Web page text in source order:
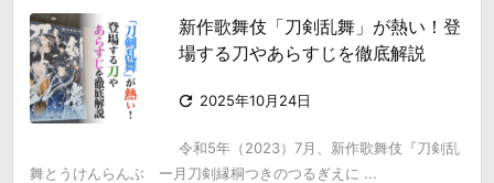
新作歌舞伎「刀剣乱舞」が熱い！登
場する刀やあらすじを徹底解説
 2025年10月24日
令和5年（2023）7月、新作歌舞伎『刀剣乱
舞とうけんらんぶ ー月刀剣縁桐つきのつるぎえに ...